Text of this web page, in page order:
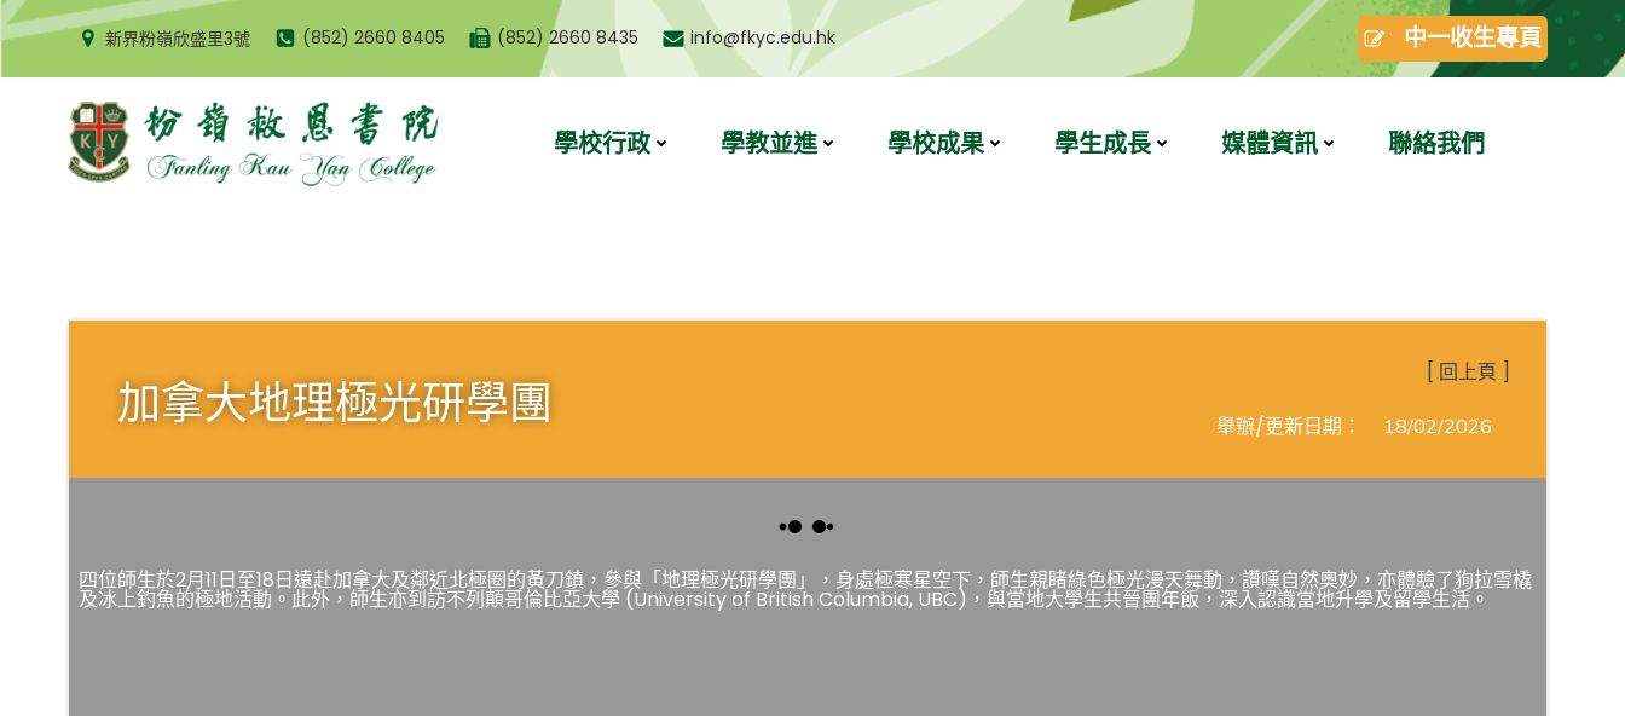
Skip
to
content
新界粉嶺欣盛里3號 (852) 2660 8405 (852) 2660 8435 info@fkyc.edu.hk 中一收生專頁
學校行政 學教並進 學校成果 學生成長 媒體資訊 聯絡我們
加拿大地理極光研學團
[ 回上頁 ]
舉辦/更新日期：
18/02/2026
四位師生於2月11日至18日遠赴加拿大及鄰近北極圈的黃刀鎮，參與「地理極光研學團」，身處極寒星空下，師生親睹綠色極光漫天舞動，讚嘆自然奧妙，亦體驗了狗拉雪橇
及冰上釣魚的極地活動。此外，師生亦到訪不列顛哥倫比亞大學 (University of British Columbia, UBC)，與當地大學生共晉團年飯，深入認識當地升學及留學生活。